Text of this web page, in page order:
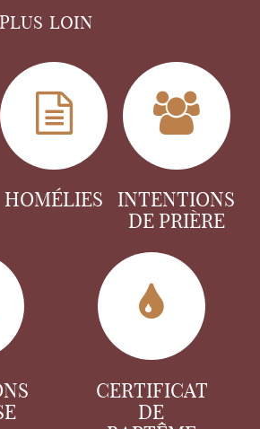
loin
HOMÉLIES
INTENTIONS
DE PRIÈRE
CERTIFICAT
DE